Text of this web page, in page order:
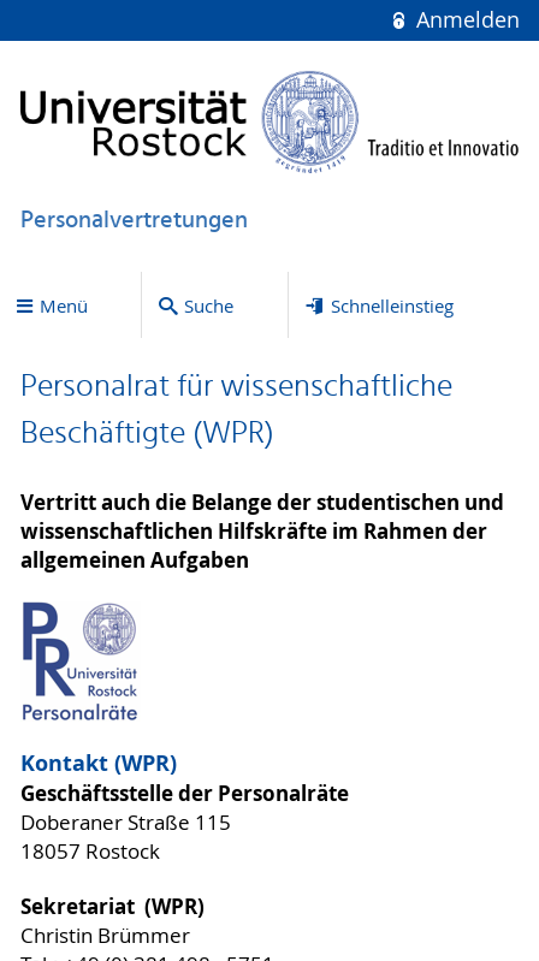
Anmelden
Personalvertretungen
Menü Suche Schnelleinstieg
Personalrat für wissenschaftliche
Beschäftigte (WPR)
Vertritt auch die Belange der studentischen und
wissenschaftlichen Hilfskräfte im Rahmen der
allgemeinen Aufgaben
Kontakt (WPR)
Geschäftsstelle der Personalräte
Doberaner Straße 115
18057 Rostock
Sekretariat (WPR)
Christin Brümmer